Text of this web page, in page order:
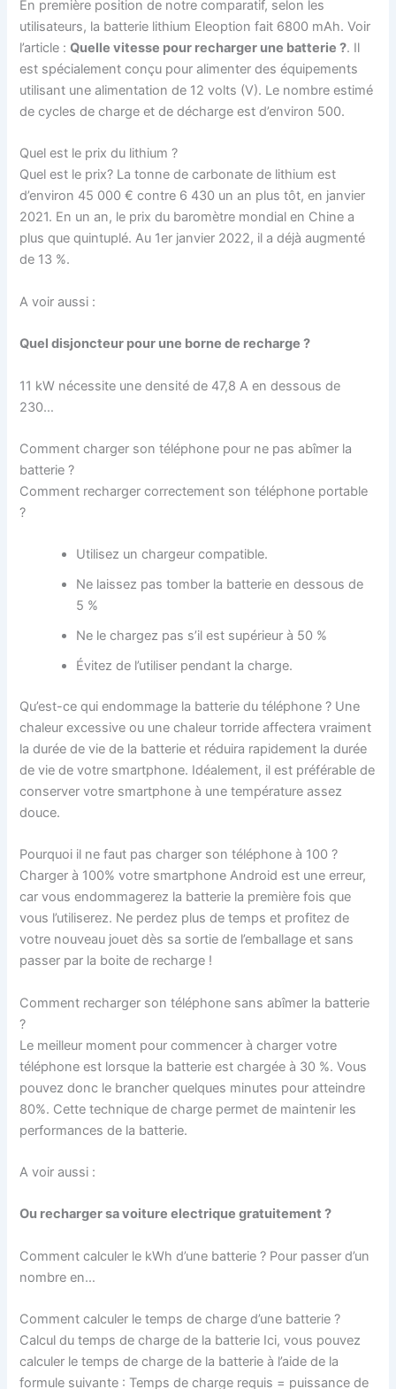
En première position de notre comparatif, selon les
utilisateurs, la batterie lithium Eleoption fait 6800 mAh. Voir
l’article :Quelle vitesse pour recharger une batterie ?. Il
est spécialement conçu pour alimenter des équipements
utilisant une alimentation de 12 volts (V). Le nombre estimé
de cycles de charge et de décharge est d’environ 500.
Quel est le prix du lithium ?
Quel est le prix? La tonne de carbonate de lithium est
d’environ 45 000 € contre 6 430 un an plus tôt, en janvier
2021. En un an, le prix du baromètre mondial en Chine a
plus que quintuplé. Au 1er janvier 2022, il a déjà augmenté
de 13 %.
A voir aussi :
Quel disjoncteur pour une borne de recharge ?
11 kW nécessite une densité de 47,8 A en dessous de
230…
Comment charger son téléphone pour ne pas abîmer la
batterie ?
Comment recharger correctement son téléphone portable
?
Utilisez un chargeur compatible.
Ne laissez pas tomber la batterie en dessous de
5 %
Ne le chargez pas s’il est supérieur à 50 %
Évitez de l’utiliser pendant la charge.
Qu’est-ce qui endommage la batterie du téléphone ? Une
chaleur excessive ou une chaleur torride affectera vraiment
la durée de vie de la batterie et réduira rapidement la durée
de vie de votre smartphone. Idéalement, il est préférable de
conserver votre smartphone à une température assez
douce.
Pourquoi il ne faut pas charger son téléphone à 100 ?
Charger à 100% votre smartphone Android est une erreur,
car vous endommagerez la batterie la première fois que
vous l’utiliserez. Ne perdez plus de temps et profitez de
votre nouveau jouet dès sa sortie de l’emballage et sans
passer par la boite de recharge !
Comment recharger son téléphone sans abîmer la batterie
?
Le meilleur moment pour commencer à charger votre
téléphone est lorsque la batterie est chargée à 30 %. Vous
pouvez donc le brancher quelques minutes pour atteindre
80%. Cette technique de charge permet de maintenir les
performances de la batterie.
A voir aussi :
Ou recharger sa voiture electrique gratuitement ?
Comment calculer le kWh d’une batterie ? Pour passer d’un
nombre en…
Comment calculer le temps de charge d’une batterie ?
Calcul du temps de charge de la batterie Ici, vous pouvez
calculer le temps de charge de la batterie à l’aide de la
formule suivante : Temps de charge requis = puissance de